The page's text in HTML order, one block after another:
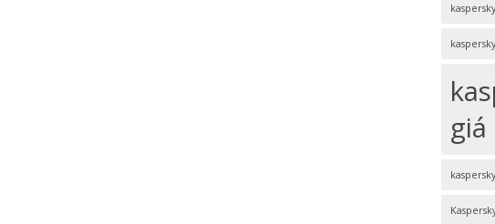
giá